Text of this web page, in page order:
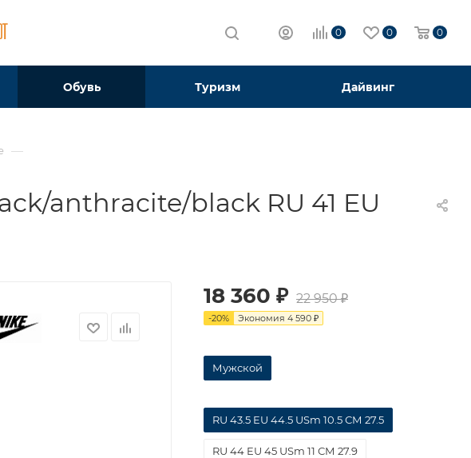
0 0 0
Обувь Туризм Дайвинг
—
anthracite/black RU 41 EU
18 360 ₽ 22 950₽
-20% Экономия 4 590 ₽
Мужской
RU 43.5 EU 44.5 USm 10.5 СМ 27.5
RU 44 EU 45 USm 11 СМ 27.9